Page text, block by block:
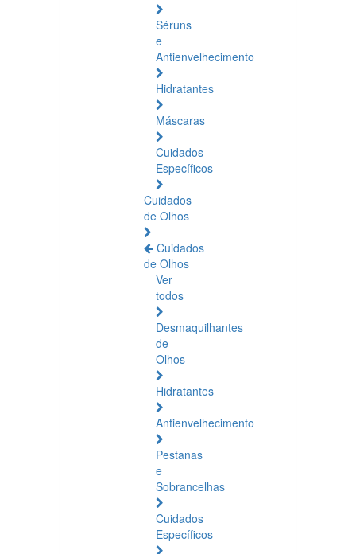
Séruns
e
Antienvelhecimento
Hidratantes
Máscaras
Cuidados
Específicos
Cuidados
de Olhos
Cuidados
de Olhos
Ver
todos
Desmaquilhantes
de
Olhos
Hidratantes
Antienvelhecimento
Pestanas
e
Sobrancelhas
Cuidados
Específicos